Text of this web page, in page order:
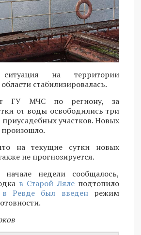
ситуация на территории
стабилизировалась.
ГУ МЧС по региону, за
от воды освободились три
участков. Новых
произошло.
на текущие сутки новых
не прогнозируется.
недели сообщалось,
в Старой Лялеподтопило
в Ревде был введенрежим